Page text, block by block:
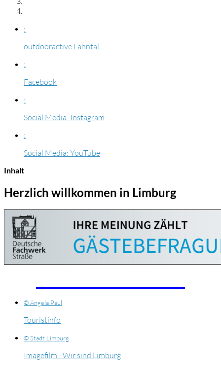
:
outdooractive Lahntal
:
Facebook
:
Social Media: Instagram
:
Social Media: YouTube
Inhalt
Herzlich willkommen in Limburg
© Angela Paul
Touristinfo
© Stadt Limburg
Imagefilm - Wir sind Limburg